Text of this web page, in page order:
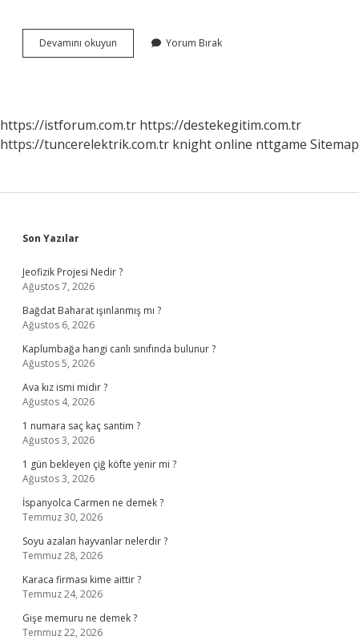
Devamını okuyun
Tane
Yorum Bırak
https://istforum.com.tr https://destekegitim.com.tr
https://tuncerelektrik.com.tr knight online nttgame Sitemap
Sidebar
Son Yazılar
Jeofizik Projesi Nedir ?
Ağustos 7, 2026
Bağdat Baharat ışınlanmış mı ?
Ağustos 6, 2026
Kaplumbağa hangi canlı sınıfında bulunur ?
Ağustos 5, 2026
Ava kız ismi midir ?
Ağustos 4, 2026
1 numara saç kaç santim ?
Ağustos 3, 2026
1 gün bekleyen çiğ köfte yenir mi ?
Ağustos 3, 2026
İspanyolca Carmen ne demek ?
Temmuz 30, 2026
Soyu azalan hayvanlar nelerdir ?
Temmuz 28, 2026
Karaca firması kime aittir ?
Temmuz 24, 2026
Gişe memuru ne demek ?
Temmuz 22, 2026